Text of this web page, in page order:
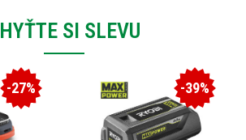
SI SLEVU
-27% -39%